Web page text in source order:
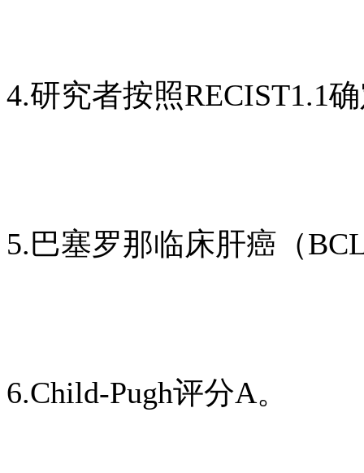
4.研究者按照RECIST1.1
5.巴塞罗那临床肝癌（
6.Child-Pugh评分A。